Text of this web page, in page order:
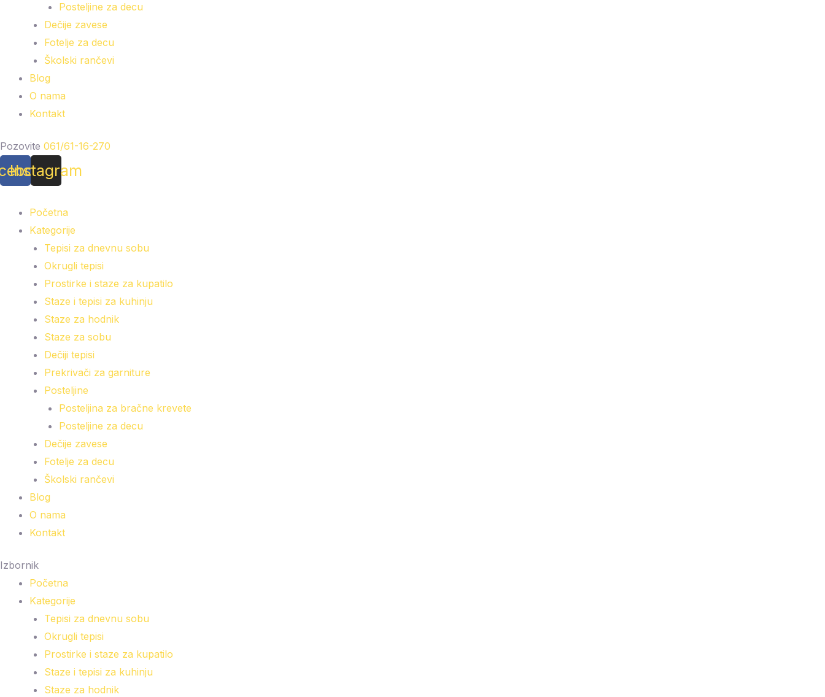
Posteljine za decu
Dečije zavese
Fotelje za decu
Školski rančevi
Blog
O nama
Kontakt
Pozovite 061/61-16-270
Instagram
Početna
Kategorije
Tepisi za dnevnu sobu
Okrugli tepisi
Prostirke i staze za kupatilo
Staze i tepisi za kuhinju
Staze za hodnik
Staze za sobu
Dečiji tepisi
Prekrivači za garniture
Posteljine
Posteljina za bračne krevete
Posteljine za decu
Dečije zavese
Fotelje za decu
Školski rančevi
Blog
O nama
Kontakt
Izbornik
Početna
Kategorije
Tepisi za dnevnu sobu
Okrugli tepisi
Prostirke i staze za kupatilo
Staze i tepisi za kuhinju
Staze za hodnik